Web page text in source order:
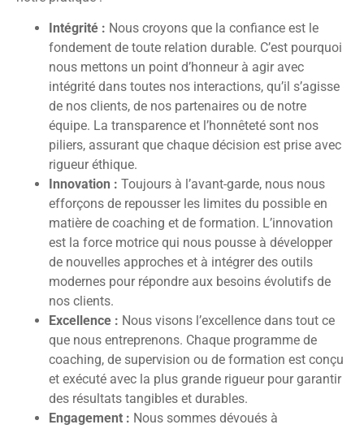
Intégrité : Nous croyons que la confiance est le
fondement de toute relation durable. C’est pourquoi
nous mettons un point d’honneur à agir avec
intégrité dans toutes nos interactions, qu’il s’agisse
de nos clients, de nos partenaires ou de notre
équipe. La transparence et l’honnêteté sont nos
piliers, assurant que chaque décision est prise avec
rigueur éthique.
Innovation : Toujours à l’avant-garde, nous nous
efforçons de repousser les limites du possible en
matière de coaching et de formation. L’innovation
est la force motrice qui nous pousse à développer
de nouvelles approches et à intégrer des outils
modernes pour répondre aux besoins évolutifs de
nos clients.
Excellence : Nous visons l’excellence dans tout ce
que nous entreprenons. Chaque programme de
coaching, de supervision ou de formation est conçu
et exécuté avec la plus grande rigueur pour garantir
des résultats tangibles et durables.
Engagement : Nous sommes dévoués à